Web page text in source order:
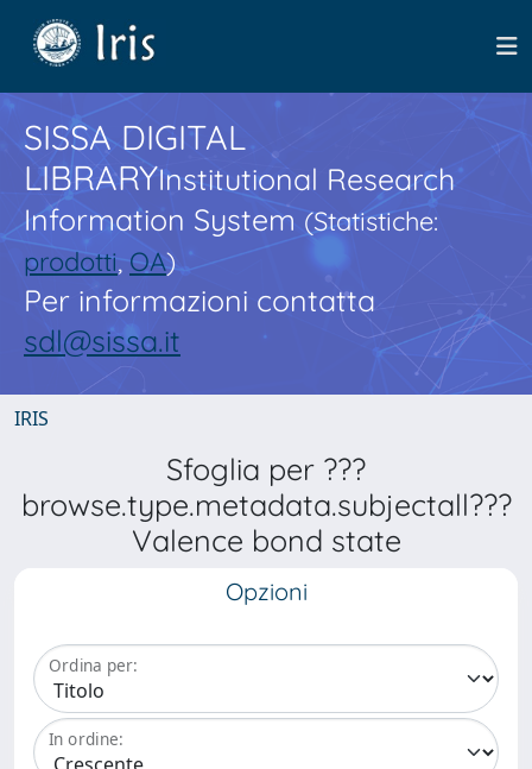
SISSA DIGITAL
LIBRARYInstitutional Research
Information System(Statistiche:
prodotti,OA)
Per informazioni contatta
sdl@sissa.it
IRIS
Sfoglia per ???
browse.type.metadata.subjectall???
Valence bond state
Opzioni
Ordina per:
In ordine: